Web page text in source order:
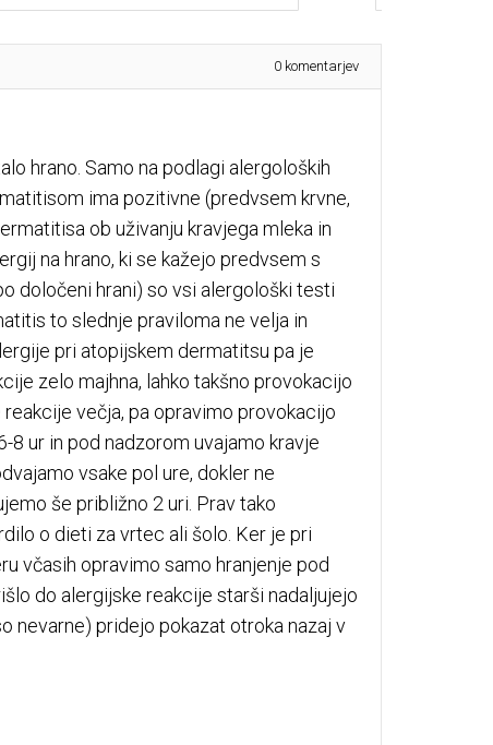
0 komentarjev
hrano. Samo na podlagi alergoloških
ima pozitivne (predvsem krvne,
ob uživanju kravjega mleka in
na hrano, ki se kažejo predvsem s
določeni hrani) so vsi alergološki testi
to slednje praviloma ne velja in
pri atopijskem dermatitsu pa je
zelo majhna, lahko takšno provokacijo
večja, pa opravimo provokacijo
ur in pod nadzorom uvajamo kravje
vsake pol ure, dokler ne
še približno 2 uri. Prav tako
o dieti za vrtec ali šolo. Ker je pri
včasih opravimo samo hranjenje pod
do alergijske reakcije starši nadaljujejo
nevarne) pridejo pokazat otroka nazaj v